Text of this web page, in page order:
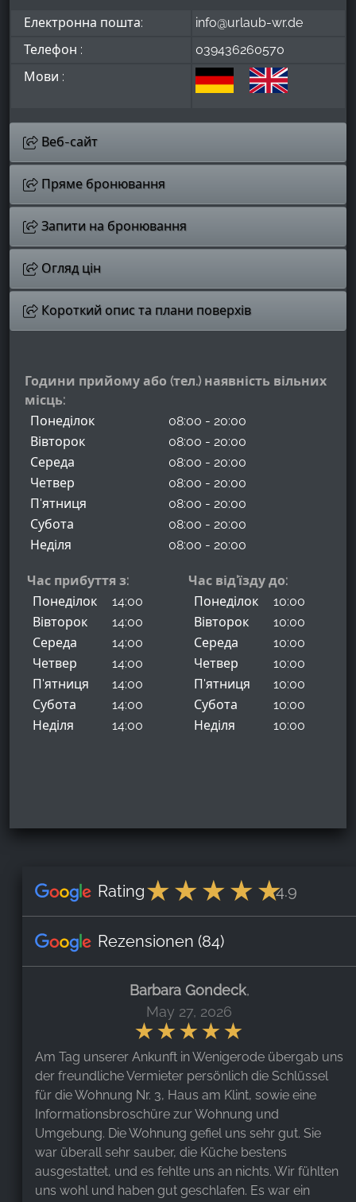
Електронна пошта:
info@urlaub-wr.de
Телефон :
039436260570
Мови :
Веб-сайт
Пряме бронювання
Запити на бронювання
Огляд цін
Короткий опис та плани поверхів
Години прийому або (тел.) наявність вільних
місць:
Понеділок
08:00 - 20:00
Вівторок
08:00 - 20:00
Середа
08:00 - 20:00
Четвер
08:00 - 20:00
П'ятниця
08:00 - 20:00
Субота
08:00 - 20:00
Неділя
08:00 - 20:00
Час прибуття з:
Понеділок
14:00
Вівторок
14:00
Середа
14:00
Четвер
14:00
П'ятниця
14:00
Субота
14:00
Неділя
14:00
Час від'їзду до:
Понеділок
10:00
Вівторок
10:00
Середа
10:00
Четвер
10:00
П'ятниця
10:00
Субота
10:00
Неділя
10:00
Rating 4.9
Rezensionen (84)
Barbara Gondeck,
May 27, 2026
Am Tag unserer Ankunft in Wenigerode übergab uns
der freundliche Vermieter persönlich die Schlüssel
für die Wohnung Nr. 3, Haus am Klint, sowie eine
Informationsbroschüre zur Wohnung und
Umgebung. Die Wohnung gefiel uns sehr gut. Sie
war überall sehr sauber, die Küche bestens
ausgestattet, und es fehlte uns an nichts. Wir fühlten
uns wohl und haben gut geschlafen. Es war ein